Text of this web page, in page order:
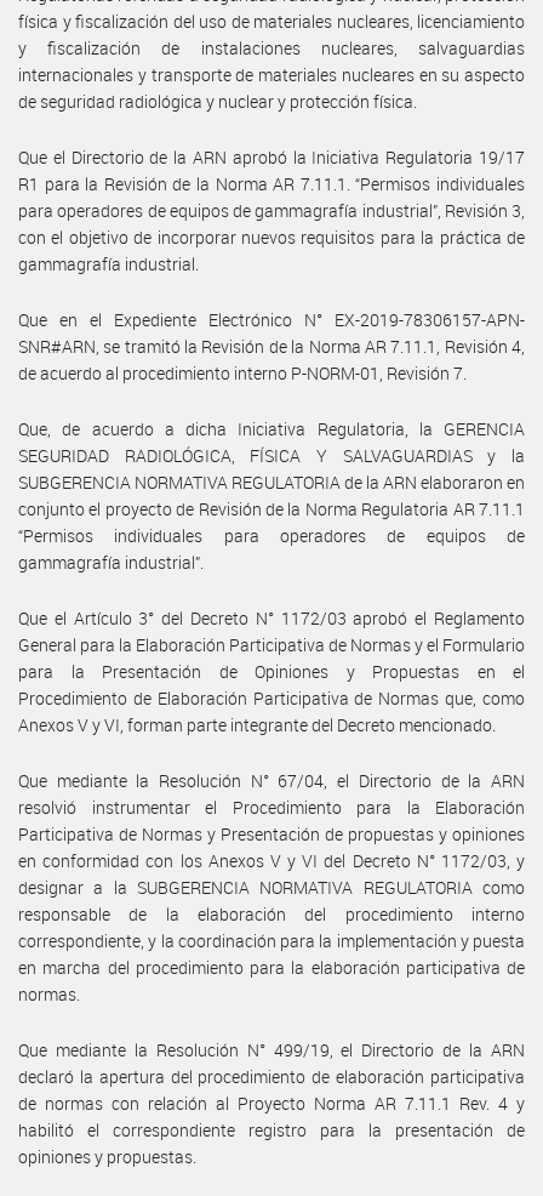
física y fiscalización del uso de materiales nucleares, licenciamiento
y fiscalización de instalaciones nucleares, salvaguardias
internacionales y transporte de materiales nucleares en su aspecto
de seguridad radiológica y nuclear y protección física.
Que el Directorio de la ARN aprobó la Iniciativa Regulatoria 19/17
R1 para la Revisión de la Norma AR 7.11.1. “Permisos individuales
para operadores de equipos de gammagrafía industrial”, Revisión 3,
con el objetivo de incorporar nuevos requisitos para la práctica de
gammagrafía industrial.
Que en el Expediente Electrónico N° EX-2019-78306157-APN-
SNR#ARN, se tramitó la Revisión de la Norma AR 7.11.1, Revisión 4,
de acuerdo al procedimiento interno P-NORM-01, Revisión 7.
Que, de acuerdo a dicha Iniciativa Regulatoria, la GERENCIA
SEGURIDAD RADIOLÓGICA, FÍSICA Y SALVAGUARDIAS y la
SUBGERENCIA NORMATIVA REGULATORIA de la ARN elaboraron en
conjunto el proyecto de Revisión de la Norma Regulatoria AR 7.11.1
“Permisos individuales para operadores de equipos de
gammagrafía industrial”.
Que el Artículo 3° del Decreto N° 1172/03 aprobó el Reglamento
General para la Elaboración Participativa de Normas y el Formulario
para la Presentación de Opiniones y Propuestas en el
Procedimiento de Elaboración Participativa de Normas que, como
Anexos V y VI, forman parte integrante del Decreto mencionado.
Que mediante la Resolución N° 67/04, el Directorio de la ARN
resolvió instrumentar el Procedimiento para la Elaboración
Participativa de Normas y Presentación de propuestas y opiniones
en conformidad con los Anexos V y VI del Decreto N° 1172/03, y
designar a la SUBGERENCIA NORMATIVA REGULATORIA como
responsable de la elaboración del procedimiento interno
correspondiente, y la coordinación para la implementación y puesta
en marcha del procedimiento para la elaboración participativa de
normas.
Que mediante la Resolución N° 499/19, el Directorio de la ARN
declaró la apertura del procedimiento de elaboración participativa
de normas con relación al Proyecto Norma AR 7.11.1 Rev. 4 y
habilitó el correspondiente registro para la presentación de
opiniones y propuestas.